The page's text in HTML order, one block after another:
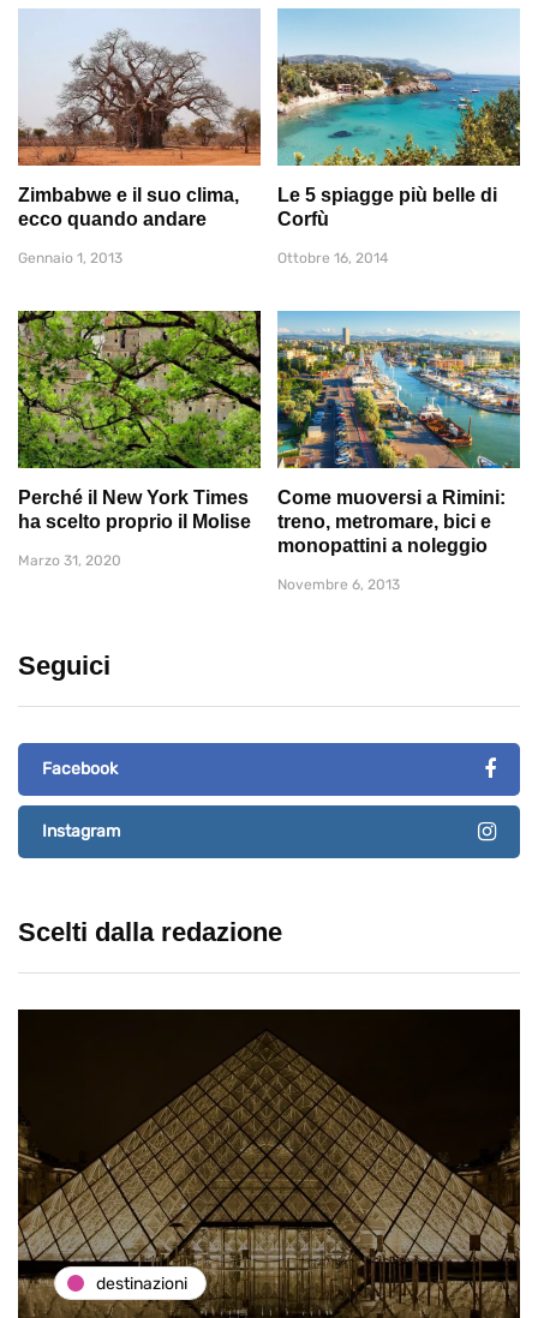
Zimbabwe e il suo clima,
ecco quando andare
Gennaio 1, 2013
Le 5 spiagge più belle di
Corfù
Ottobre 16, 2014
Perché il New York Times
ha scelto proprio il Molise
Marzo 31, 2020
Come muoversi a Rimini:
treno, metromare, bici e
monopattini a noleggio
Novembre 6, 2013
Seguici
Facebook
Instagram
Scelti dalla redazione
destinazioni